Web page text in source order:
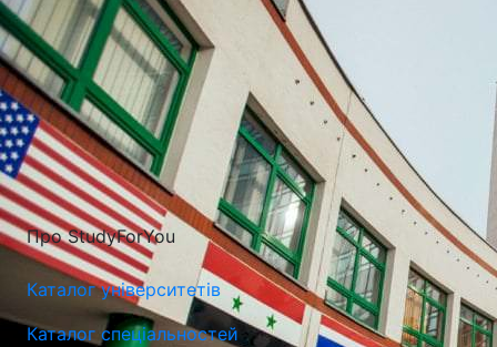
Про StudyForYou
Каталог університетів
Каталог спеціальностей